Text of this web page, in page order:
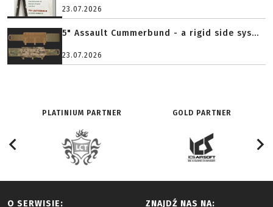
23.07.2026
5" Assault Cummerbund - a rigid side sys...
23.07.2026
PLATINIUM PARTNER GOLD PARTNER
O SERWISIE: ZNAJDŹ NAS NA: